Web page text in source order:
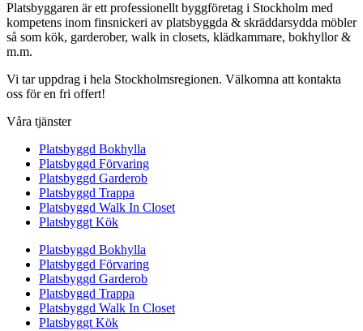
Platsbyggaren är ett professionellt byggföretag i Stockholm med
kompetens inom finsnickeri av platsbyggda & skräddarsydda möbler
så som kök, garderober, walk in closets, klädkammare, bokhyllor &
m.m.
Vi tar uppdrag i hela Stockholmsregionen. Välkomna att kontakta
oss för en fri offert!
Våra tjänster
Platsbyggd Bokhylla
Platsbyggd Förvaring
Platsbyggd Garderob
Platsbyggd Trappa
Platsbyggd Walk In Closet
Platsbyggt Kök
Platsbyggd Bokhylla
Platsbyggd Förvaring
Platsbyggd Garderob
Platsbyggd Trappa
Platsbyggd Walk In Closet
Platsbyggt Kök